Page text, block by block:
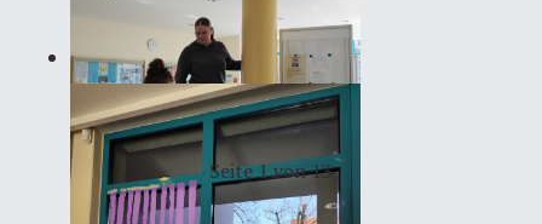
Seite 1 von 13